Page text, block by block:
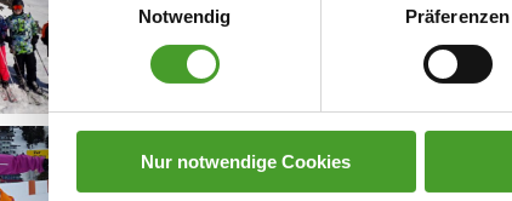
Notwendig
Präferenzen
Nur notwendige Cookies